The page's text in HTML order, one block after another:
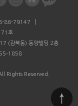
86-79147
호
(감북동) 동양빌딩 2층
1858
Rights Reserved .